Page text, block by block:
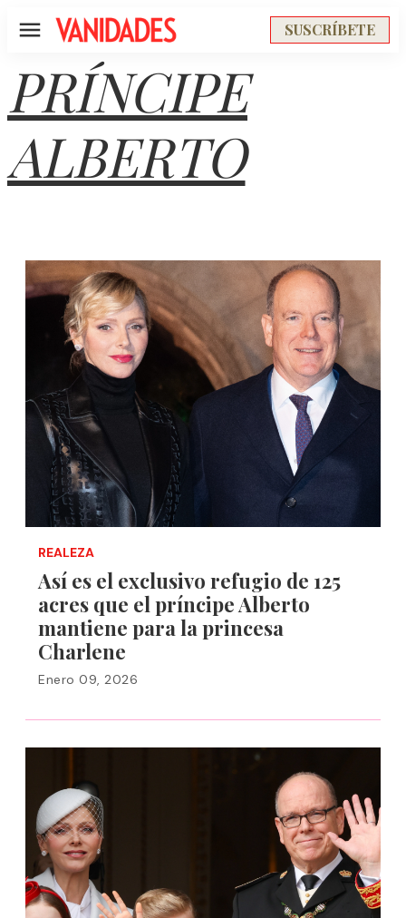
Menú SUSCRÍBETE
PRÍNCIPE
ALBERTO
REALEZA
Así es el exclusivo refugio de 125
acres que el príncipe Alberto
mantiene para la princesa
Charlene
Enero 09, 2026